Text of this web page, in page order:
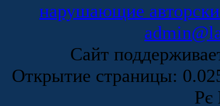
нарушающие
Сайт
Открытие страницы:
Рє